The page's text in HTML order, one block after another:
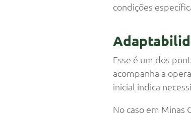
condições
Esse é um dos
acompanha a
inicial indica
No caso em Minas